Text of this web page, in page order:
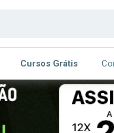
Cursos Grátis